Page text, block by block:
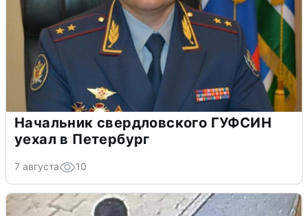
Начальник свердловского ГУФСИН
уехал в Петербург
7 августа 10